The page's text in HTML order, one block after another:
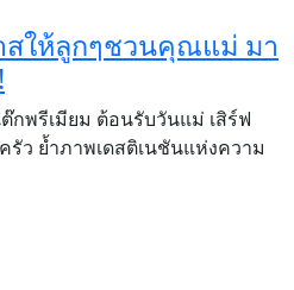
สให้ลูกๆชวนคุณแม่ มา
ต๊กพรีเมียม ต้อนรับวันแม่ เสิร์ฟ
ว ย้ำภาพเดสติเนชันแห่งความ